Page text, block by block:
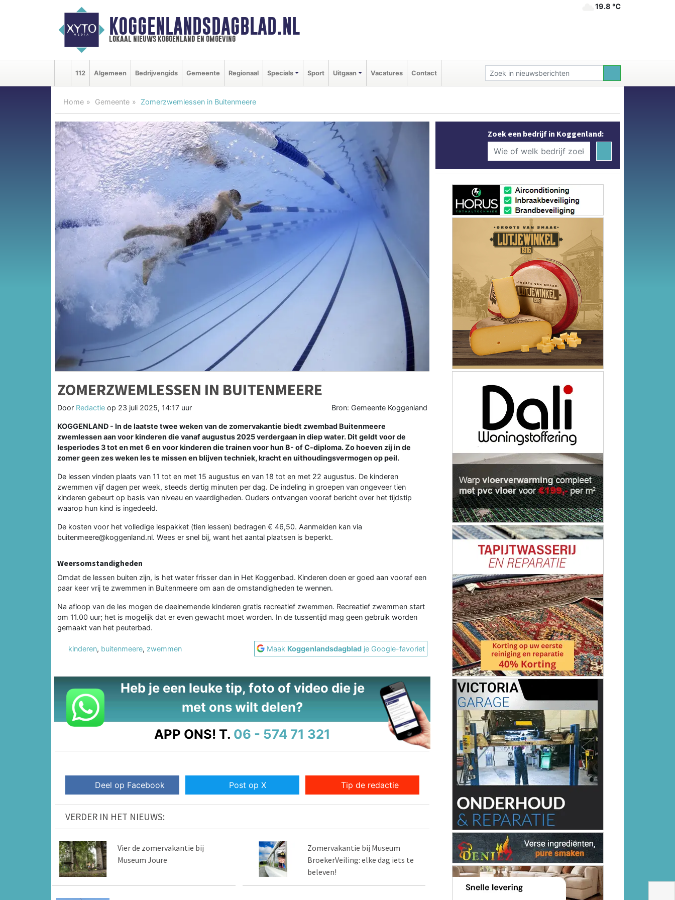
KOGGENLANDSDAGBLAD.NL
lokaal nieuws koggenland en omgeving
19.8 ℃
112 Algemeen Bedrijvengids Gemeente Regionaal Specials Sport Uitgaan Vacatures Contact
Home Gemeente Zomerzwemlessen in Buitenmeere
ZOMERZWEMLESSEN IN BUITENMEERE
Door Redactie op 23 juli 2025, 14:17 uur Bron: Gemeente Koggenland
KOGGENLAND - In de laatste twee weken van de zomervakantie biedt zwembad Buitenmeere
zwemlessen aan voor kinderen die vanaf augustus 2025 verdergaan in diep water. Dit geldt voor de
lesperiodes 3 tot en met 6 en voor kinderen die trainen voor hun B- of C-diploma. Zo hoeven zij in de
zomer geen zes weken les te missen en blijven techniek, kracht en uithoudingsvermogen op peil.
De lessen vinden plaats van 11 tot en met 15 augustus en van 18 tot en met 22 augustus. De kinderen
zwemmen vijf dagen per week, steeds dertig minuten per dag. De indeling in groepen van ongeveer tien
kinderen gebeurt op basis van niveau en vaardigheden. Ouders ontvangen vooraf bericht over het tijdstip
waarop hun kind is ingedeeld.
De kosten voor het volledige lespakket (tien lessen) bedragen € 46,50. Aanmelden kan via
buitenmeere@koggenland.nl. Wees er snel bij, want het aantal plaatsen is beperkt.
Weersomstandigheden
Omdat de lessen buiten zijn, is het water frisser dan in Het Koggenbad. Kinderen doen er goed aan vooraf een
paar keer vrij te zwemmen in Buitenmeere om aan de omstandigheden te wennen.
Na afloop van de les mogen de deelnemende kinderen gratis recreatief zwemmen. Recreatief zwemmen start
om 11.00 uur; het is mogelijk dat er even gewacht moet worden. In de tussentijd mag geen gebruik worden
gemaakt van het peuterbad.
kinderen, buitenmeere, zwemmen Maak Koggenlandsdagblad je Google-favoriet
Heb je een leuke tip, foto of video die je
met ons wilt delen?
APP ONS! T. 06 - 574 71 321
Deel op Facebook Post op X Tip de redactie
VERDER IN HET NIEUWS:
Vier de zomervakantie bij
Museum Joure
Zomervakantie bij Museum
BroekerVeiling: elke dag iets te
beleven!
Zoek een bedrijf in Koggenland: